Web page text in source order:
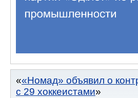
«Номад» объявил о
с 29 хоккеистами